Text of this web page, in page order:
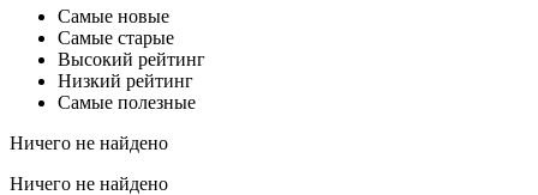
Самые новые
Самые старые
Высокий рейтинг
Низкий рейтинг
Самые полезные
Ничего не найдено
Ничего не найдено